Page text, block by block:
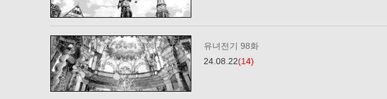
유녀전기 98화
24.08.22(14)